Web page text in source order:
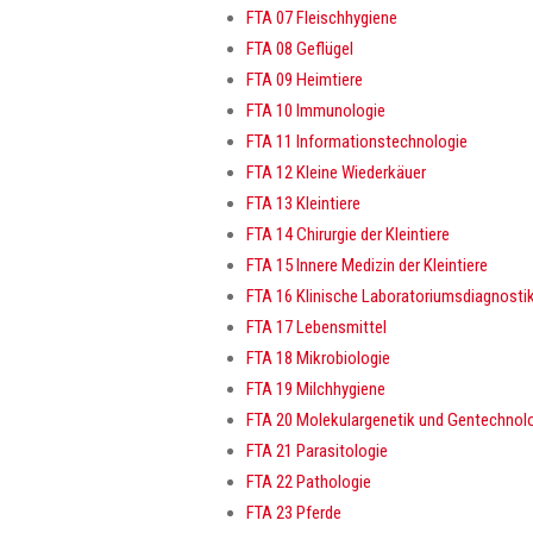
FTA 07 Fleischhygiene
FTA 08 Geflügel
FTA 09 Heimtiere
FTA 10 Immunologie
FTA 11 Informationstechnologie
FTA 12 Kleine Wiederkäuer
FTA 13 Kleintiere
FTA 14 Chirurgie der Kleintiere
FTA 15 Innere Medizin der Kleintiere
FTA 16 Klinische
FTA 17 Lebensmittel
FTA 18 Mikrobiologie
FTA 19 Milchhygiene
FTA 20 Molekulargenetik und
FTA 21 Parasitologie
FTA 22 Pathologie
FTA 23 Pferde